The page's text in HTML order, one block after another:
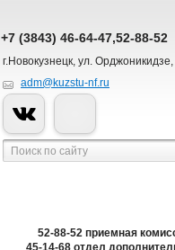
+7 (3843) 46-64-47,52-88-52
г.Новокузнецк, ул.
adm@kuzstu-nf.ru
52-88-52 приемная
45-14-68 отдел